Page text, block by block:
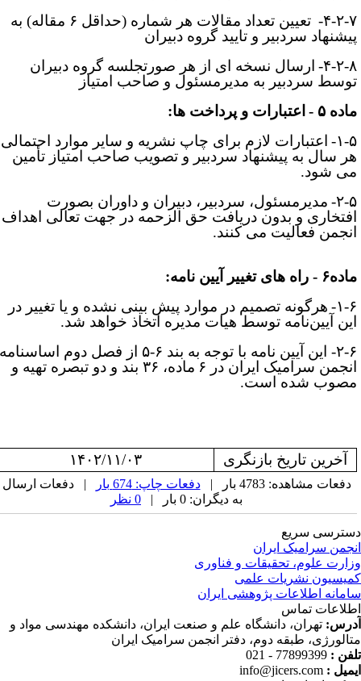
۲-۷-
تعیین تعداد مقالات هر شماره (حداقل ۶ مقاله) به
سردبیر و تایید گروه دبیران
۲-۸- ارسال نسخه ­ای از هر صورتجلسه گروه دبیران
سردبیر به مدیرمسئول و صاحب امتیاز
۵ - اعتبارات و پرداخت ­ها:
۵- اعتبارات لازم برای چاپ نشریه و سایر موارد احتمالی
سال به پیشنهاد سردبیر و تصویب صاحب امتیاز تأمین
شود.
۵- مدیرمسئول، سردبیر، دبیران و داوران بصورت
و بدون دریافت حق ­الزحمه در جهت تعالی اهداف
فعالیت می­ کنند.
­های تغییر آیین­ نامه:
۶- هرگونه تصمیم در موارد پیش­ بینی نشده و یا تغییر در
آییننامه توسط هیات مدیره اتخاذ خواهد شد.
۲-۶- این آیین­ نامه با توجه به بند ۶-۵ از فصل دوم اساسنامه
سرامیک ایران در
ماده، ۳۶ بند و دو تبصره تهیه و
شده است.
آخرین تاریخ بازنگری ۱۴۰۲/۱۱/۰۳
دفعات مشاهده: 4783 بار | دفعات چاپ: 674 بار
| دفعات ارسال
به دیگران: 0 بار |
سریع
سرامیک ایران
علوم، تحقیقات و فناوری
نشریات علمی
اطلاعات پژوهشی ایران
تماس
تهران، دانشگاه علم و صنعت ایران، دانشکده مهندسی مواد و
طبقه دوم، دفتر انجمن سرامیک ایران
:
77899399 - 021
:
info@jicers.com